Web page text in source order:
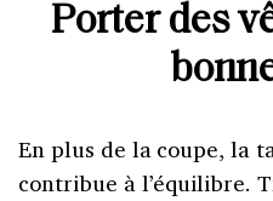
Porter des
En plus de la coupe, la
contribue à l’équilibre.